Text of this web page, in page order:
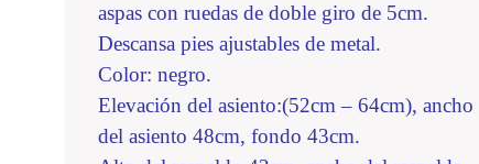
aspas con ruedas de doble giro de 5cm.
Descansa pies ajustables de metal.
Color: negro.
Elevación del asiento:(52cm – 64cm), ancho
del asiento 48cm, fondo 43cm.